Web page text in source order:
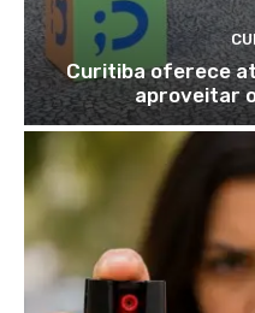
Curitiba oferece
aproveitar